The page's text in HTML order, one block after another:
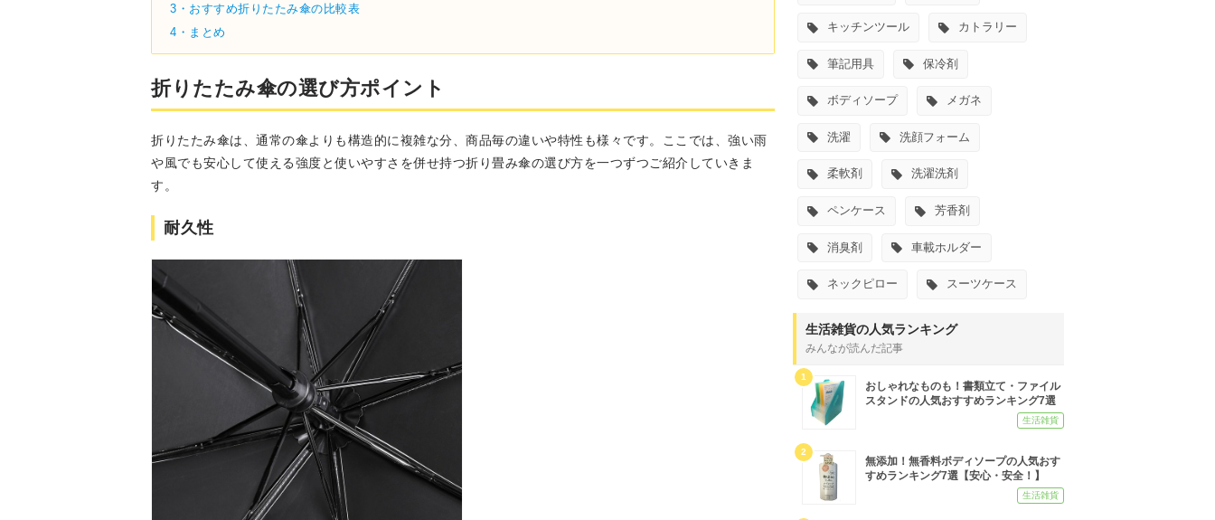
3・ おすすめ折りたたみ傘の比較表
4・ まとめ
折りたたみ傘の選び方ポイント
折りたたみ傘は、通常の傘よりも構造的に複雑な分、商品毎の違いや特性も様々です。ここでは、強い雨
や風でも安心して使える強度と使いやすさを併せ持つ折り畳み傘の選び方を一つずつご紹介していきま
す。
耐久性
キッチンツール カトラリー
筆記用具 保冷剤
ボディソープ メガネ
洗濯 洗顔フォーム
柔軟剤 洗濯洗剤
ペンケース 芳香剤
消臭剤 車載ホルダー
ネックピロー スーツケース
生活雑貨の人気ランキング
みんなが読んだ記事
1
おしゃれなものも！書類立て・ファイル
スタンドの人気おすすめランキング7選
生活雑貨
2
無添加！無香料ボディソープの人気おす
すめランキング7選【安心・安全！】
生活雑貨